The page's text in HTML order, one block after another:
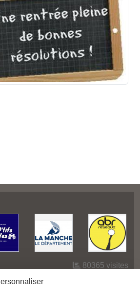
80365 visites